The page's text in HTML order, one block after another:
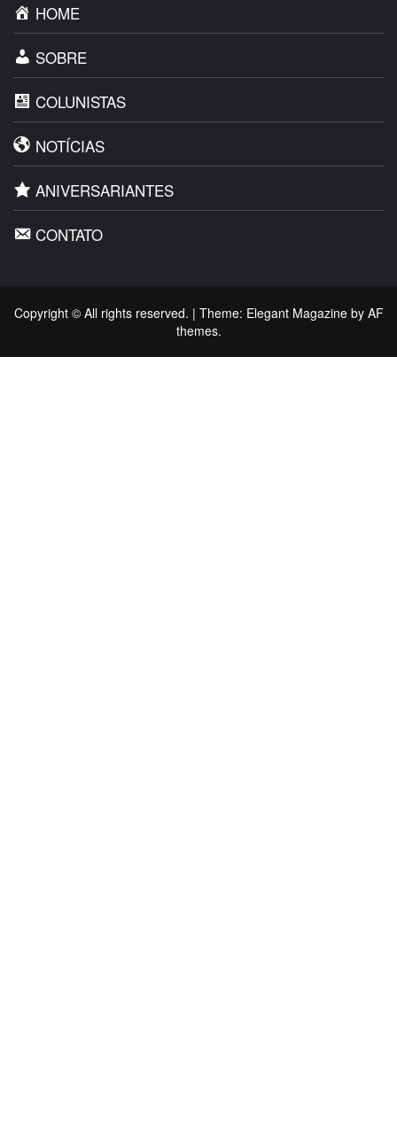
HOME
SOBRE
COLUNISTAS
NOTÍCIAS
ANIVERSARIANTES
CONTATO
Copyright © All rights reserved. | Theme: Elegant Magazineby AF
themes.